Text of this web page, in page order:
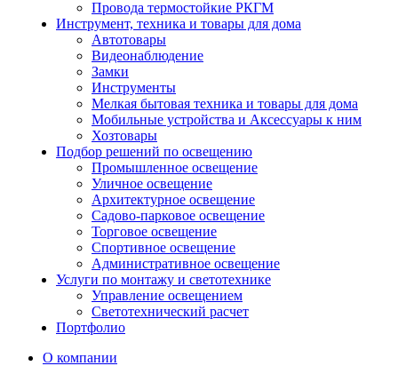
Провода термостойкие РКГМ
Инструмент, техника и товары для дома
Автотовары
Видеонаблюдение
Замки
Инструменты
Мелкая бытовая техника и товары для дома
Мобильные устройства и Аксессуары к ним
Хозтовары
Подбор решений по освещению
Промышленное освещение
Уличное освещение
Архитектурное освещение
Садово-парковое освещение
Торговое освещение
Спортивное освещение
Административное освещение
Услуги по монтажу и светотехнике
Управление освещением
Светотехнический расчет
Портфолио
О компании